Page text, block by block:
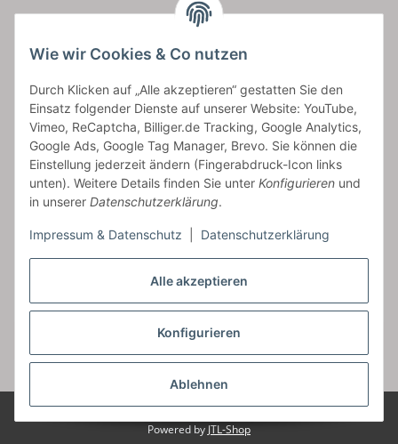
Alle akzeptieren
Konfigurieren
Ablehnen
Wie wir Cookies & Co nutzen
Durch Klicken auf „Alle akzeptieren“ gestatten Sie den
Einsatz folgender Dienste auf unserer Website: YouTube,
Vimeo, ReCaptcha, Billiger.de Tracking, Google Analytics,
Google Ads, Google Tag Manager, Brevo. Sie können die
Einstellung jederzeit ändern (Fingerabdruck-Icon links
unten). Weitere Details finden Sie unter Konfigurieren und
in unserer Datenschutzerklärung.
Impressum & Datenschutz Datenschutzerklärung
Artikelinformationen
Carls GmbH
Frieslandstr. 44 | 26446 Reepsholt
Fon 04468-9479855-0 | Fax -9
Vertrag widerrufen
* Alle Preise inkl. gesetzlicher USt., zzgl.
Powered by JTL-Shop